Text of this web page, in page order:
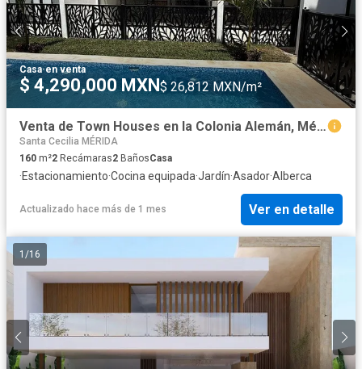
Casa·en venta
$ 4,290,000 MXN$ 26,812 MXN/m²
Venta de Town Houses en la Colonia Alemán, Mérida, Yucatán
Santa Cecilia MÉRIDA
160 m²2 Recámaras2 BañosCasa
·Estacionamiento·Cocina equipada·Jardín·Asador·Alberca
Actualizado hace más de 1 mes Ver en detalle
1 /16